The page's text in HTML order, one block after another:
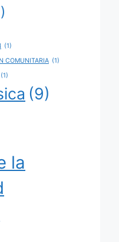
(1)
COMUNITARIA (1)
(1)
(9)
la